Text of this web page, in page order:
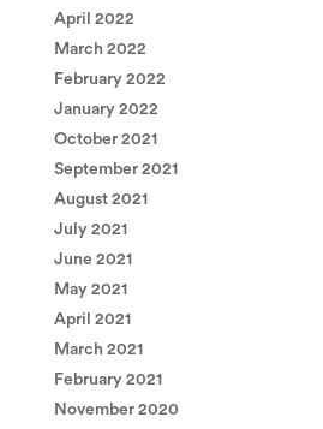
April 2022
March 2022
February 2022
January 2022
October 2021
September 2021
August 2021
July 2021
June 2021
May 2021
April 2021
March 2021
February 2021
November 2020